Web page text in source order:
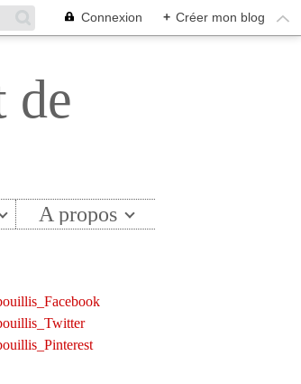
Connexion + Créer mon blog
de
A propos